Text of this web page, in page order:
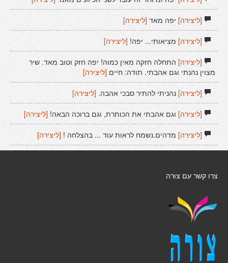
[ליצירה]יפה מאד [ליצירה]
[ליצירה]מציאותי... יפה! [ליצירה]
[ליצירה]התחלה חזקה מאין כמוה! יפה חזק וטוב מאד. שיר
מצוין נהנתי וגם אהבתי. תודה: חיים [ליצירה]
[ליצירה]נהניתי להתיר סבכי אהבה. [ליצירה]
[ליצירה]וגם אהבתי את הכותרת, וגם ברוכה הבאה! [ליצירה]
[ליצירה]מדהים.נשמח לראות עוד ... בהצלחה ! [ליצירה]
צרו קשר עם צורה